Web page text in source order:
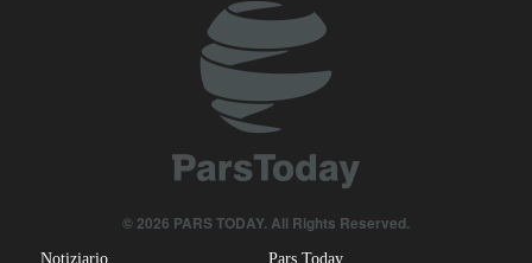
Se non avessimo sacrificato i giapponesi, il futuro del mondo
sarebbe stato pieno di guerre! Immagini selezionate
nell'anniversario del massacro atomico di Hiroshima
© 2026 PARS TODAY. All Rights Reserved.
Notiziario Pars Today